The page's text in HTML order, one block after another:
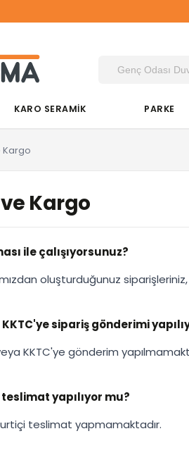
KARO SERAMİK PARKE
Kargo
Kargo
ile çalışıyorsunuz?
oluşturduğunuz
KKTC'ye sipariş gönderimi
KKTC'ye gönderim
yapılıyor mu?
teslimat yapmamaktadır.